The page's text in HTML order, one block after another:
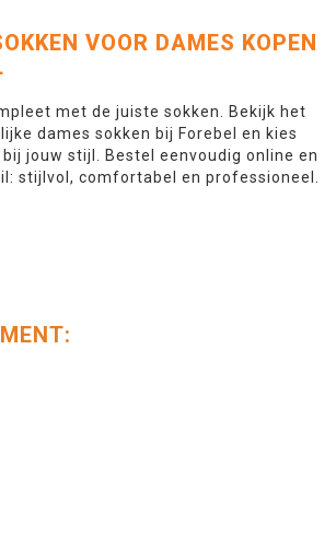
VOOR DAMES KOPEN
met de juiste sokken. Bekijk het
dames sokken bij Forebel en kies
jouw stijl. Bestel eenvoudig online en
stijlvol, comfortabel en professioneel.